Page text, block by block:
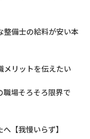
整備士の給料が安い本
リットを伝えたい
場そろそろ限界で
【我慢いらず】